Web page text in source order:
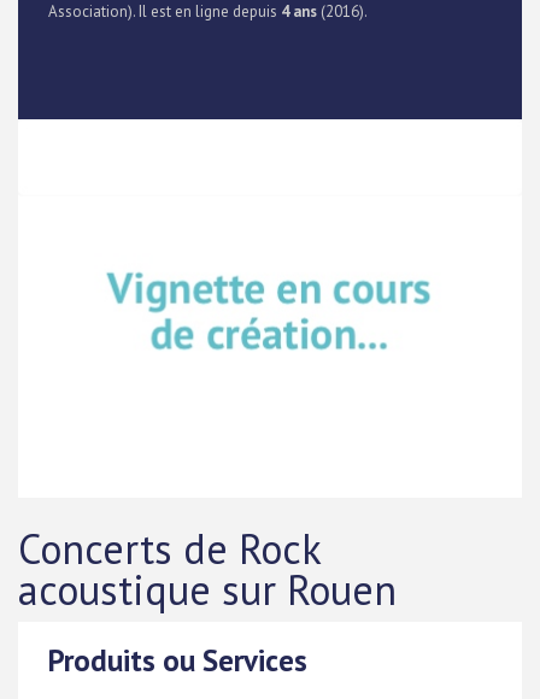
Association). Il est en ligne depuis 4 ans (2016).
Concerts de Rock
acoustique sur Rouen
Produits ou Services